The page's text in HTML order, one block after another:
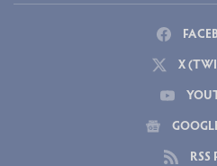
X
RSS